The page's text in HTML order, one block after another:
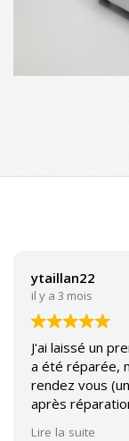
ytaillan22
il y a 3 mois
J'ai laissé un
a été réparée,
rendez vous
après
Lire la suite